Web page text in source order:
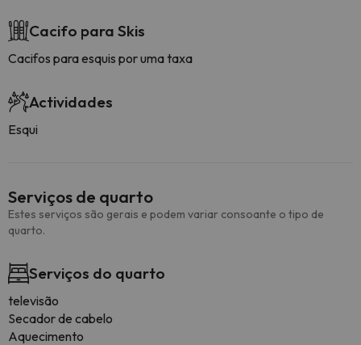
Cacifo para Skis
Cacifos para esquis por uma taxa
Actividades
Esqui
Serviços de quarto
Estes serviços são gerais e podem variar consoante o tipo de
quarto.
Serviços do quarto
televisão
Secador de cabelo
Aquecimento